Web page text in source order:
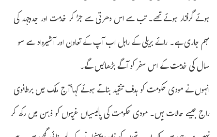
ہوئے گرفتار ہوئے تھے۔ تب سے اس دھرتی سے جڑ کر خدمت اور جدوجہد کی
مہم جاری ہے۔ رائے بریلی کے راہل اب آپ کے تعاون اور آشیرواد سے سو
سال کی خدمت کے اس سفر کو آگے بڑھائیں گے۔
انہوں نے مودی حکومت کو ہدف تنقید بناتے ہوئے کہا’آج ملک میں برطانوی
راج جیسے حالات ہیں۔ مودی حکومت کی پالیسیاں غریبوں کو ذہن میں رکھ کر